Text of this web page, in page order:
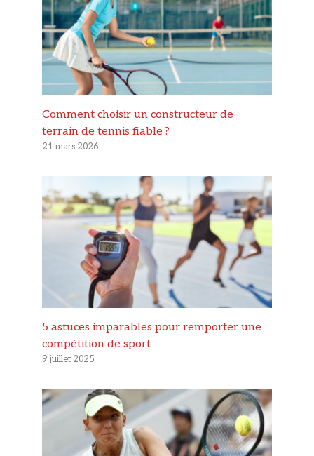
Comment choisir un constructeur de
terrain de tennis fiable ?
21 mars 2026
5 astuces imparables pour remporter une
compétition de sport
9 juillet 2025